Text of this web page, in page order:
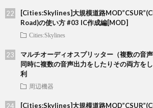
[Cities:Skylines]大規模道路
Road)の使い方 #03 IC作成編[MOD]
Cities:Skylines
マルチオーディオスプリッター（複数の音
同時に複数の音声出力をしたりその両方を
利
周辺機器
[Cities:Skylines]大規模道路